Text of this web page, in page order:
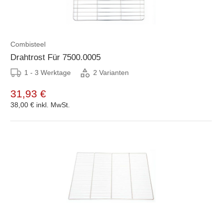
Combisteel
Drahtrost Für 7500.0005
1 - 3 Werktage 2 Varianten
31,93 €
38,00 € inkl. MwSt.